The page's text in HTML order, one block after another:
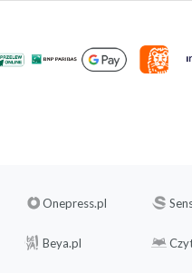
Onepress.pl
Beya.pl